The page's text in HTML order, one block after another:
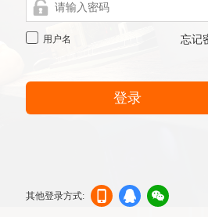
用户名 忘记
登录
其他登录方式: